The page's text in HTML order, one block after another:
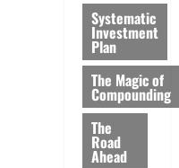
Systematic
Investment
Plan
The Magic of
Compounding
The
Road
Ahead